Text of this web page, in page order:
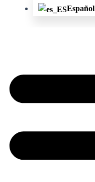
Español